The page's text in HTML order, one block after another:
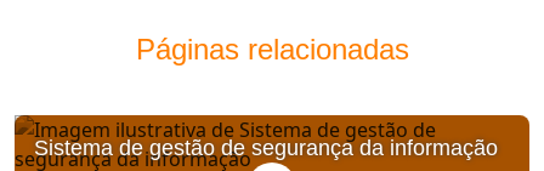
Páginas relacionadas
Sistema de gestão de segurança da informação